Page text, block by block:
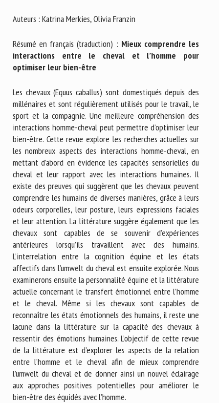
Auteurs : Katrina Merkies, Olivia Franzin
Résumé en français (traduction) : Mieux comprendre les
interactions entre le cheval et l’homme pour
optimiser leur bien-être
Les chevaux (Equus caballus) sont domestiqués depuis des
millénaires et sont régulièrement utilisés pour le travail, le
sport et la compagnie. Une meilleure compréhension des
interactions homme-cheval peut permettre d’optimiser leur
bien-être. Cette revue explore les recherches actuelles sur
les nombreux aspects des interactions homme-cheval, en
mettant d’abord en évidence les capacités sensorielles du
cheval et leur rapport avec les interactions humaines. Il
existe des preuves qui suggèrent que les chevaux peuvent
comprendre les humains de diverses manières, grâce à leurs
odeurs corporelles, leur posture, leurs expressions faciales
et leur attention. La littérature suggère également que les
chevaux sont capables de se souvenir d’expériences
antérieures lorsqu’ils travaillent avec des humains.
L’interrelation entre la cognition équine et les états
affectifs dans l’umwelt du cheval est ensuite explorée. Nous
examinerons ensuite la personnalité équine et la littérature
actuelle concernant le transfert émotionnel entre l’homme
et le cheval. Même si les chevaux sont capables de
reconnaître les états émotionnels des humains, il reste une
lacune dans la littérature sur la capacité des chevaux à
ressentir des émotions humaines. L’objectif de cette revue
de la littérature est d’explorer les aspects de la relation
entre l’homme et le cheval afin de mieux comprendre
l’umwelt du cheval et de donner ainsi un nouvel éclairage
aux approches positives potentielles pour améliorer le
bien-être des équidés avec l’homme.
Prénom *
Organisme *
E-mail *
En soumettant ce formulaire, j'accepte que les
informations saisies soient utilisées dans le cadre de la
relation avec le CNR BEA. *
Les champs suivis de * sont obligatoires